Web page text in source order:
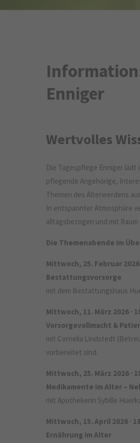
Enniger
Wertvolles
Die Tagespflege Enniger lädt
pflegende Angehörige,
Themen des Älterwerdens
In entspannter Atmosphäre
alltagsbezogen und mit
Die Themenabende im
Mittwoch, 25. Februar 2026
Bestattungsvorsorge
mit dem Bestattungshaus
Mittwoch, 11. März 2026 ·
Vorsorgevollmacht &
mit Cornelia Lindstedt
vorbereitet sind.
Mittwoch, 25. März 2026 ·
Medikamente im Alter –
mit Apothekerin Sybille
Mittwoch, 15. April 2026 ·
Ernährung im Alter